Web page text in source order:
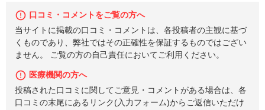
口コミ・コメントをご覧の方へ
当サイトに掲載の口コミ・コメントは、各投稿者の主観に基づ
くものであり、弊社ではその正確性を保証するものではござい
ません。 ご覧の方の自己責任においてご利用ください。
医療機関の方へ
投稿された口コミに関してご意見・コメントがある場合は、各
口コミの末尾にあるリンク(入力フォーム)からご返信いただけ